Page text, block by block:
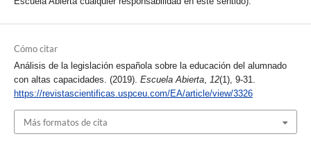
Cómo citar
Análisis de la legislación española sobre la educación del alumnado
con altas capacidades. (2019). Escuela Abierta, 12(1), 9-31.
https://revistascientificas.uspceu.com/EA/article/view/3326
Más formatos de cita